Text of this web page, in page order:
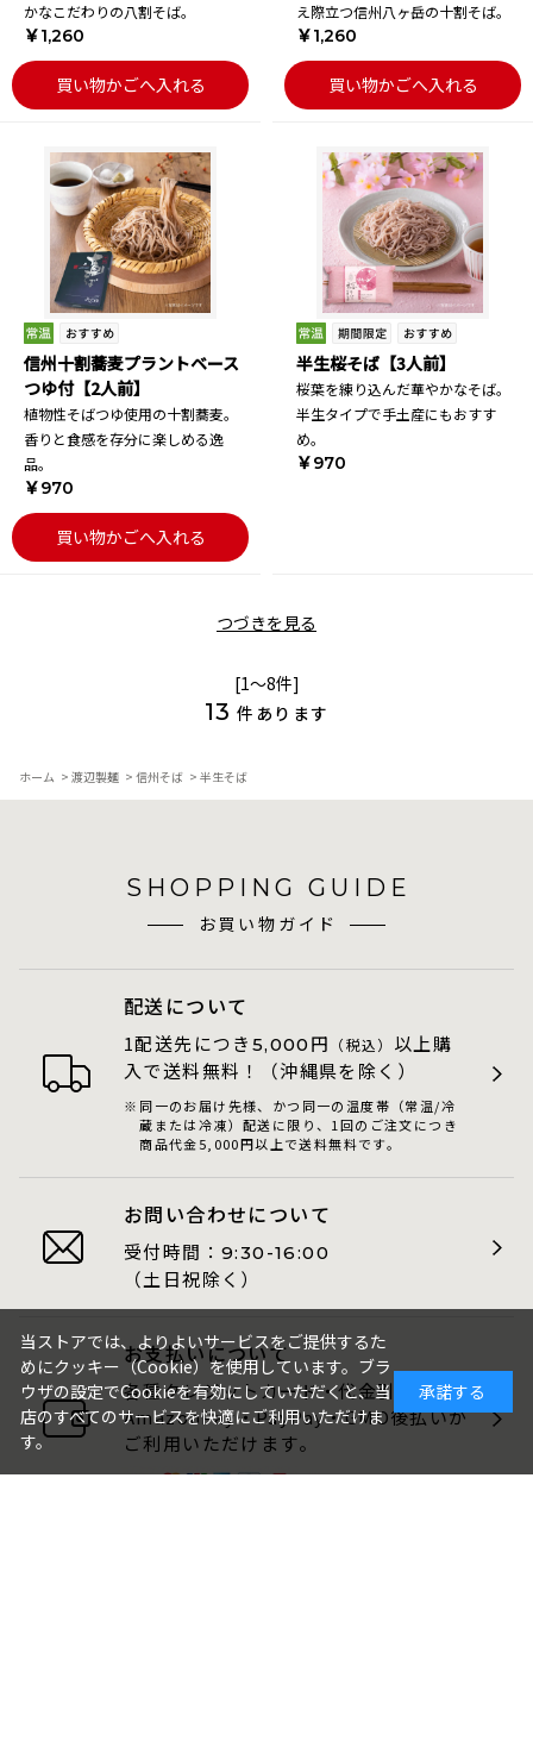
かなこだわりの八割そば。
￥1,260
買い物かごへ入れる
え際立つ信州八ヶ岳の十割そば。
￥1,260
買い物かごへ入れる
信州十割蕎麦プラントベース
つゆ付【2人前】
植物性そばつゆ使用の十割蕎麦。
香りと食感を存分に楽しめる逸
品。
￥970
買い物かごへ入れる
半生桜そば【3人前】
桜葉を練り込んだ華やかなそば。
半生タイプで手土産にもおすす
め。
￥970
つづきを見る
[1～8件]
13 件あります
ホーム > 渡辺製麺 > 信州そば > 半生そば
SHOPPING GUIDE
お買い物ガイド
配送について
1配送先につき 5,000 円 （税込） 以上購
入で送料無料！（沖縄県を除く）
同一のお届け先様、かつ同一の温度帯（常温/冷
蔵または冷凍）配送に限り、1回のご注文につき
商品代金5,000円以上で送料無料です。
お問い合わせについて
受付時間： 9:30-16:00
（土日祝除く）
お支払いについて
各種クレジットカード・代金引換・
AmazonPay・PayPay・GMO後払いが
ご利用いただけます。
当ストアでは、よりよいサービスをご提供するた
めにクッキー（Cookie）を使用しています。ブラ
ウザの設定でCookieを有効にしていただくと、当
店のすべてのサービスを快適にご利用いただけま
す。
承諾する